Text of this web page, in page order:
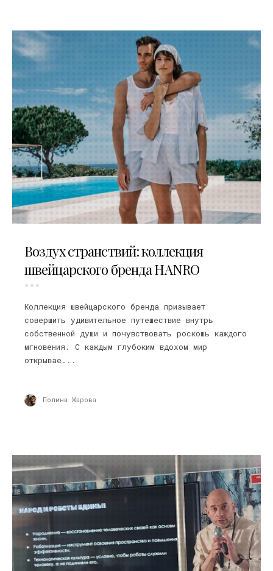
Воздух странствий: коллекция
швейцарского бренда HANRO
Коллекция швейцарского бренда призывает
совершить удивительное путешествие внутрь
собственной души и почувствовать роскошь каждого
мгновения. С каждым глубоким вдохом мир
открывае...
Полина Жарова